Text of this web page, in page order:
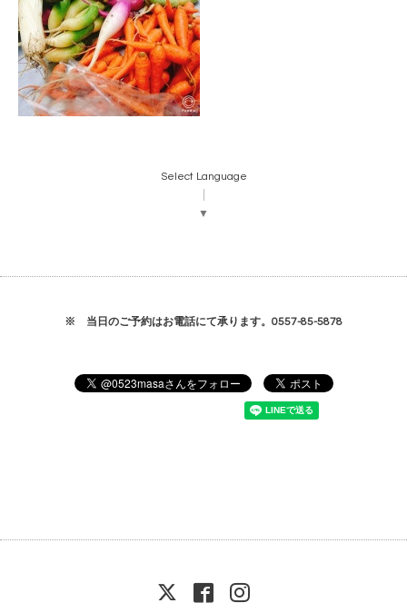
Select Language
▼
※ 当日のご予約はお電話にて承ります。0557-85-5878